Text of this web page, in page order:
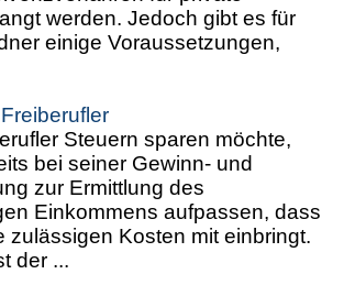
werden. Jedoch gibt es für
einige Voraussetzungen,
Steuern sparen möchte,
bei seiner Gewinn- und
zur Ermittlung des
Einkommens aufpassen, dass
zulässigen Kosten mit einbringt.
der ...